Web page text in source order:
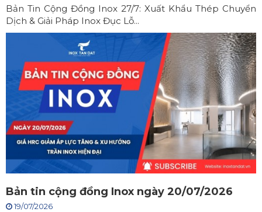
Bản Tin Cộng Đồng Inox 27/7: Xuất Khẩu Thép Chuyển
Dịch & Giải Pháp Inox Đục Lỗ...
Bản tin cộng đồng Inox ngày 20/07/2026
19/07/2026